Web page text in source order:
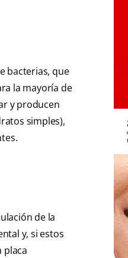
bacterias, que
la mayoría de
y producen
simples),
de la
y, si estos
placa